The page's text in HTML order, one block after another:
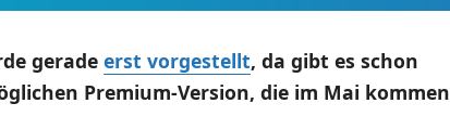
gerade erst vorgestellt, da gibt es schon
Premium-Version, die im Mai kommen